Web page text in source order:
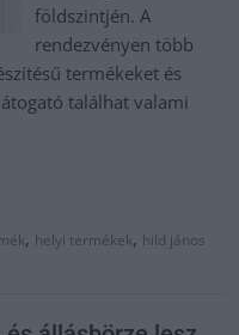
földszintjén. A
rendezvényen több
termékeket és
találhat valami
, helyi termékek, hild jános